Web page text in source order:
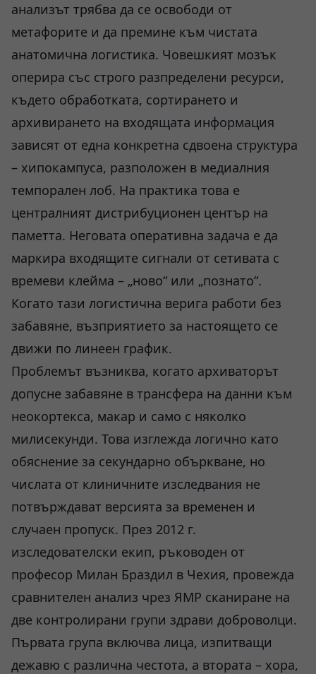
анализът трябва да се освободи от
метафорите и да премине към чистата
анатомична логистика. Човешкият мозък
оперира със строго разпределени ресурси,
където обработката, сортирането и
архивирането на входящата информация
зависят от една конкретна сдвоена структура
– хипокампуса, разположен в медиалния
темпорален лоб. На практика това е
централният дистрибуционен център на
паметта. Неговата оперативна задача е да
маркира входящите сигнали от сетивата с
времеви клейма – „ново“ или „познато“.
Когато тази логистична верига работи без
забавяне, възприятието за настоящето се
движи по линеен график.
Проблемът възниква, когато архиваторът
допусне забавяне в трансфера на данни към
неокортекса, макар и само с няколко
милисекунди. Това изглежда логично като
обяснение за секундарно объркване, но
числата от клиничните изследвания не
потвърждават версията за временен и
случаен пропуск. През 2012 г.
изследователски екип, ръководен от
професор Милан Браздил в Чехия, провежда
сравнителен анализ чрез ЯМР сканиране на
две контролирани групи здрави доброволци.
Първата група включва лица, изпитващи
дежавю с различна честота, а втората – хора,